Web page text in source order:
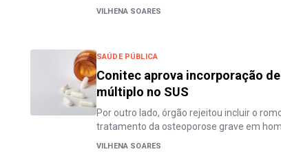
VILHENA SOARES
SAÚDE PÚBLICA
Conitec aprova incorporação
múltiplo no SUS
Por outro lado, órgão rejeitou incluir o
tratamento da osteoporose grave em
VILHENA SOARES